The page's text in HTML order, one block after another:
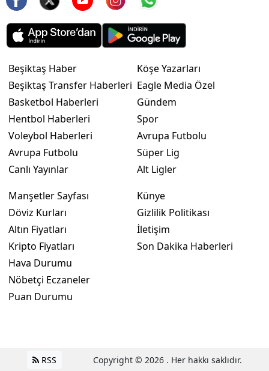
Beşiktaş Haber
Beşiktaş Transfer Haberleri
Basketbol Haberleri
Hentbol Haberleri
Voleybol Haberleri
Avrupa Futbolu
Canlı Yayınlar
Köşe Yazarları
Eagle Media Özel
Gündem
Spor
Avrupa Futbolu
Süper Lig
Alt Ligler
Manşetler Sayfası
Döviz Kurları
Altın Fiyatları
Kripto Fiyatları
Hava Durumu
Nöbetçi Eczaneler
Puan Durumu
Künye
Gizlilik Politikası
İletişim
Son Dakika Haberleri
RSS Copyright © 2026 . Her hakkı saklıdır.